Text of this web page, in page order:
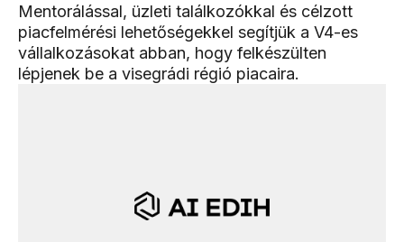
Mentorálással, üzleti találkozókkal és célzott
piacfelmérési lehetőségekkel segítjük a V4-es
vállalkozásokat abban, hogy felkészülten
lépjenek be a visegrádi régió piacaira.